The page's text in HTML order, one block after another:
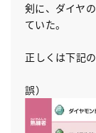
剣に、ダイヤ
ていた。
正しくは下記
誤）